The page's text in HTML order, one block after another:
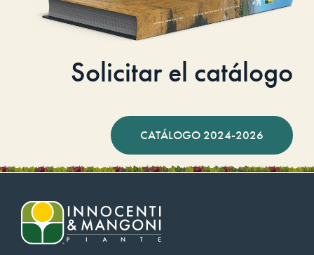
Solicitar el catálogo
CATÁLOGO 2024-2026